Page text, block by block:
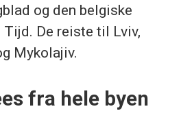
og den belgiske
Tijd. De reiste til Lviv,
Mykolajiv.
fra hele byen